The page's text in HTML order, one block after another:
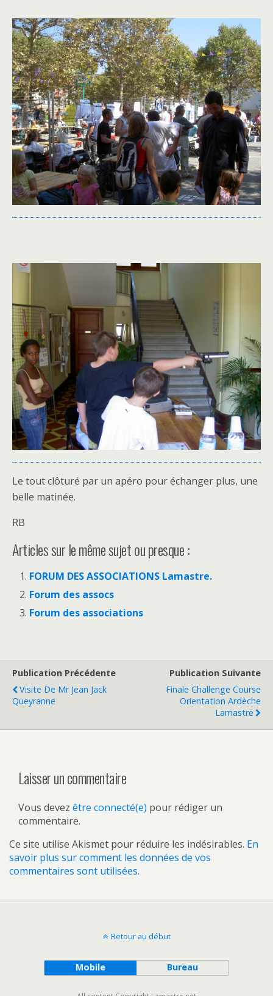
Le tout clôturé par un apéro pour échanger plus, une
belle matinée.
RB
Articles sur le même sujet ou presque :
FORUM DES ASSOCIATIONS Lamastre.
Forum des assocs
Forum des associations
Publication Précédente
Visite De Mr Jean Jack
Queyranne
Publication Suivante
Finale Challenge Course
Orientation Ardèche
Lamastre
Laisser un commentaire
Vous devez être connecté(e) pour rédiger un
commentaire.
Ce site utilise Akismet pour réduire les indésirables. En
savoir plus sur comment les données de vos
commentaires sont utilisées.
Retour au début
Mobile Bureau